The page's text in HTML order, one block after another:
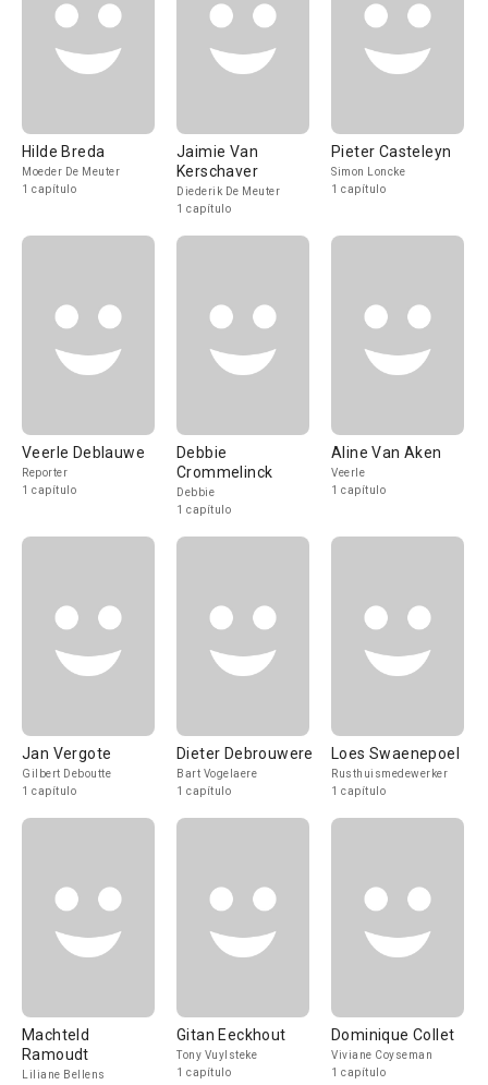
Hilde Breda
Moeder De Meuter
1 capítulo
Jaimie Van
Kerschaver
Diederik De Meuter
1 capítulo
Pieter Casteleyn
Simon Loncke
1 capítulo
Veerle Deblauwe
Reporter
1 capítulo
Debbie
Crommelinck
Debbie
1 capítulo
Aline Van Aken
Veerle
1 capítulo
Jan Vergote
Gilbert Deboutte
1 capítulo
Dieter Debrouwere
Bart Vogelaere
1 capítulo
Loes Swaenepoel
Rusthuismedewerker
1 capítulo
Machteld
Ramoudt
Liliane Bellens
Gitan Eeckhout
Tony Vuylsteke
1 capítulo
Dominique Collet
Viviane Coyseman
1 capítulo